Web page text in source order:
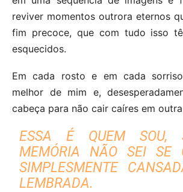
reviver momentos outrora eternos
fim precoce, que com tudo isso
esquecidos.
Em cada rosto e em cada
melhor de mim e,
cabeça para não cair caíres em
ESSA É QUEM SOU,
MEMÓRIA NÃO SEI SE
SIMPLESMENTE
LEMBRADA.